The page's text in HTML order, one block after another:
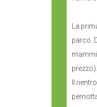
La
parco.
prezzo).
Il